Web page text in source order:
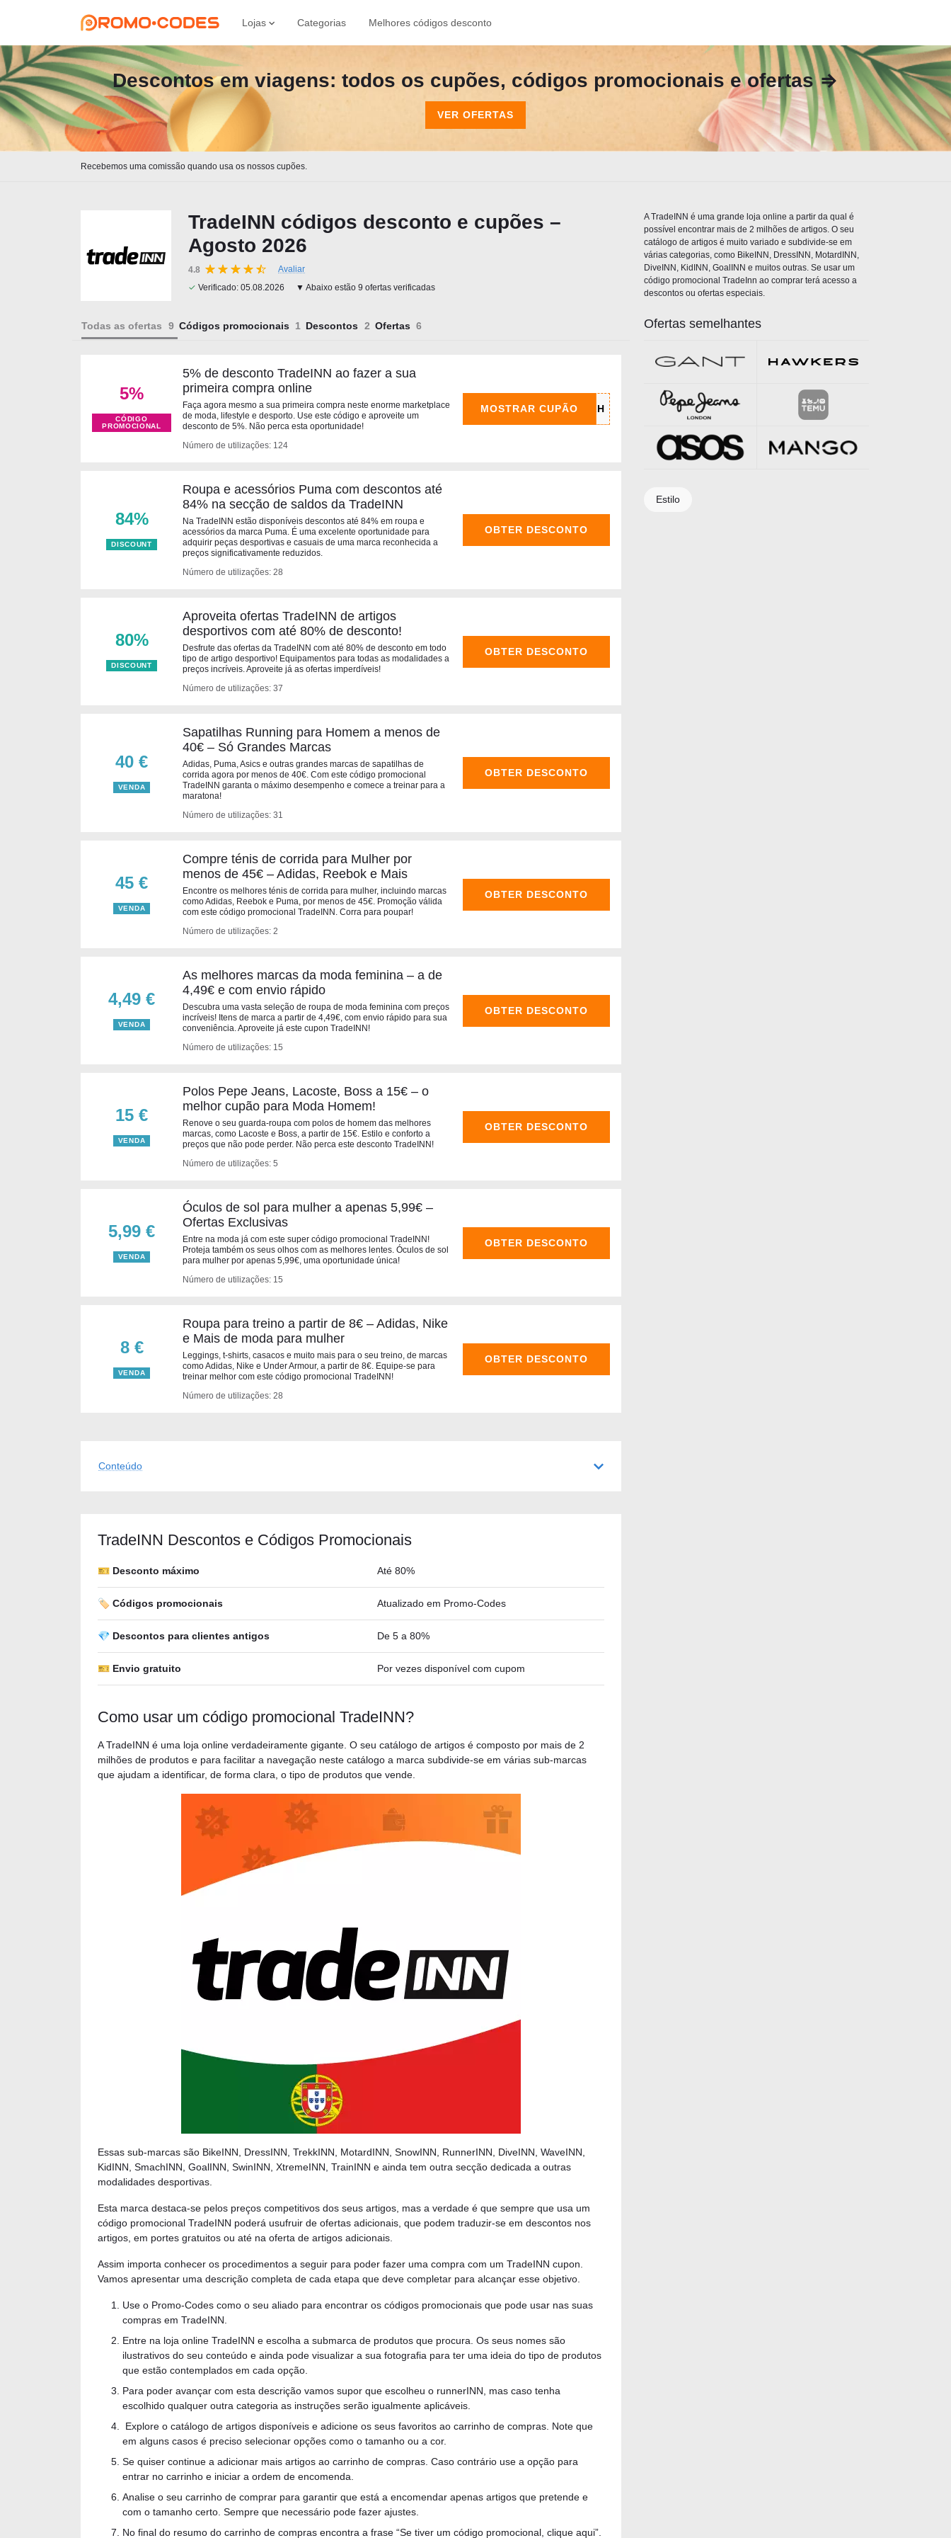
Lojas Categorias Melhores códigos desconto
Descontos em viagens: todos os cupões, códigos promocionais e ofertas ⇒
VER OFERTAS
Recebemos uma comissão quando usa os nossos cupões.
TradeINN códigos desconto e cupões –
Agosto 2026
4.8
Avaliar
✓ Verificado: 05.08.2026 ▼ Abaixo estão 9 ofertas verificadas
Todas as ofertas Códigos promocionais Descontos Ofertas
5%
CÓDIGO
PROMOCIONAL
5% de desconto TradeINN ao fazer a sua
primeira compra online
Faça agora mesmo a sua primeira compra neste enorme marketplace
de moda, lifestyle e desporto. Use este código e aproveite um
desconto de 5%. Não perca esta oportunidade!
Número de utilizações: 124
MOSTRAR CUPÃO
84%
DISCOUNT
Roupa e acessórios Puma com descontos até
84% na secção de saldos da TradeINN
Na TradeINN estão disponíveis descontos até 84% em roupa e
acessórios da marca Puma. É uma excelente oportunidade para
adquirir peças desportivas e casuais de uma marca reconhecida a
preços significativamente reduzidos.
Número de utilizações: 28
OBTER DESCONTO
80%
DISCOUNT
Aproveita ofertas TradeINN de artigos
desportivos com até 80% de desconto!
Desfrute das ofertas da TradeINN com até 80% de desconto em todo
tipo de artigo desportivo! Equipamentos para todas as modalidades a
preços incríveis. Aproveite já as ofertas imperdíveis!
Número de utilizações: 37
OBTER DESCONTO
40 €
VENDA
Sapatilhas Running para Homem a menos de
40€ – Só Grandes Marcas
Adidas, Puma, Asics e outras grandes marcas de sapatilhas de
corrida agora por menos de 40€. Com este código promocional
TradeINN garanta o máximo desempenho e comece a treinar para a
maratona!
Número de utilizações: 31
OBTER DESCONTO
45 €
VENDA
Compre ténis de corrida para Mulher por
menos de 45€ – Adidas, Reebok e Mais
Encontre os melhores ténis de corrida para mulher, incluindo marcas
como Adidas, Reebok e Puma, por menos de 45€. Promoção válida
com este código promocional TradeINN. Corra para poupar!
Número de utilizações: 2
OBTER DESCONTO
4,49 €
VENDA
As melhores marcas da moda feminina – a de
4,49€ e com envio rápido
Descubra uma vasta seleção de roupa de moda feminina com preços
incríveis! Itens de marca a partir de 4,49€, com envio rápido para sua
conveniência. Aproveite já este cupon TradeINN!
Número de utilizações: 15
OBTER DESCONTO
15 €
VENDA
Polos Pepe Jeans, Lacoste, Boss a 15€ – o
melhor cupão para Moda Homem!
Renove o seu guarda-roupa com polos de homem das melhores
marcas, como Lacoste e Boss, a partir de 15€. Estilo e conforto a
preços que não pode perder. Não perca este desconto TradeINN!
Número de utilizações: 5
OBTER DESCONTO
5,99 €
VENDA
Óculos de sol para mulher a apenas 5,99€ –
Ofertas Exclusivas
Entre na moda já com este super código promocional TradeINN!
Proteja também os seus olhos com as melhores lentes. Óculos de sol
para mulher por apenas 5,99€, uma oportunidade única!
Número de utilizações: 15
OBTER DESCONTO
8 €
VENDA
Roupa para treino a partir de 8€ – Adidas, Nike
e Mais de moda para mulher
Leggings, t-shirts, casacos e muito mais para o seu treino, de marcas
como Adidas, Nike e Under Armour, a partir de 8€. Equipe-se para
treinar melhor com este código promocional TradeINN!
Número de utilizações: 28
OBTER DESCONTO
Conteúdo
TradeINN Descontos e Códigos Promocionais
🎫 Desconto máximo Até 80%
🏷️ Códigos promocionais Atualizado em Promo-Codes
💎 Descontos para clientes antigos De 5 a 80%
🎫 Envio gratuito Por vezes disponível com cupom
Como usar um código promocional TradeINN?
A TradeINN é uma loja online verdadeiramente gigante. O seu catálogo de artigos é composto por mais de 2
milhões de produtos e para facilitar a navegação neste catálogo a marca subdivide-se em várias sub-marcas
que ajudam a identificar, de forma clara, o tipo de produtos que vende.
Essas sub-marcas são BikeINN, DressINN, TrekkINN, MotardINN, SnowINN, RunnerINN, DiveINN, WaveINN,
KidINN, SmachINN, GoalINN, SwinINN, XtremeINN, TrainINN e ainda tem outra secção dedicada a outras
modalidades desportivas.
Esta marca destaca-se pelos preços competitivos dos seus artigos, mas a verdade é que sempre que usa um
código promocional TradeINN poderá usufruir de ofertas adicionais, que podem traduzir-se em descontos nos
artigos, em portes gratuitos ou até na oferta de artigos adicionais.
Assim importa conhecer os procedimentos a seguir para poder fazer uma compra com um TradeINN cupon.
Vamos apresentar uma descrição completa de cada etapa que deve completar para alcançar esse objetivo.
Use o Promo-Codes como o seu aliado para encontrar os códigos promocionais que pode usar nas suas
compras em TradeINN.
Entre na loja online TradeINN e escolha a submarca de produtos que procura. Os seus nomes são
ilustrativos do seu conteúdo e ainda pode visualizar a sua fotografia para ter uma ideia do tipo de produtos
que estão contemplados em cada opção.
Para poder avançar com esta descrição vamos supor que escolheu o runnerINN, mas caso tenha
escolhido qualquer outra categoria as instruções serão igualmente aplicáveis.
Explore o catálogo de artigos disponíveis e adicione os seus favoritos ao carrinho de compras. Note que
em alguns casos é preciso selecionar opções como o tamanho ou a cor.
Se quiser continue a adicionar mais artigos ao carrinho de compras. Caso contrário use a opção para
entrar no carrinho e iniciar a ordem de encomenda.
Analise o seu carrinho de comprar para garantir que está a encomendar apenas artigos que pretende e
com o tamanho certo. Sempre que necessário pode fazer ajustes.
No final do resumo do carrinho de compras encontra a frase “Se tiver um código promocional, clique aqui”.
A TradeINN é uma grande loja online a partir da qual é
possível encontrar mais de 2 milhões de artigos. O seu
catálogo de artigos é muito variado e subdivide-se em
várias categorias, como BikeINN, DressINN, MotardINN,
DiveINN, KidINN, GoalINN e muitos outras. Se usar um
código promocional TradeInn ao comprar terá acesso a
descontos ou ofertas especiais.
Ofertas semelhantes
Estilo